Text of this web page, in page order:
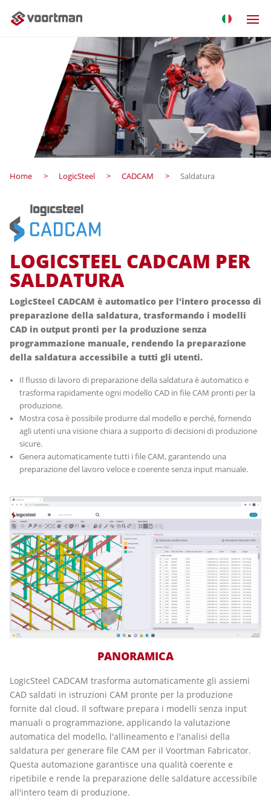
Home LogicSteel CADCAM Saldatura
LOGICSTEEL CADCAM PER
SALDATURA
LogicSteel CADCAM è automatico per l'intero processo di
preparazione della saldatura, trasformando i modelli
CAD in output pronti per la produzione senza
programmazione manuale, rendendo la preparazione
della saldatura accessibile a tutti gli utenti.
Il flusso di lavoro di preparazione della saldatura è automatico e
trasforma rapidamente ogni modello CAD in file CAM pronti per la
produzione.
Mostra cosa è possibile produrre dal modello e perché, fornendo
agli utenti una visione chiara a supporto di decisioni di produzione
sicure.
Genera automaticamente tutti i file CAM, garantendo una
preparazione del lavoro veloce e coerente senza input manuale.
PANORAMICA
LogicSteel CADCAM trasforma automaticamente gli assiemi
CAD saldati in istruzioni CAM pronte per la produzione
fornite dal cloud. Il software prepara i modelli senza input
manuali o programmazione, applicando la valutazione
automatica del modello, l'allineamento e l'analisi della
saldatura per generare file CAM per il Voortman Fabricator.
Questa automazione garantisce una qualità coerente e
ripetibile e rende la preparazione delle saldature accessibile
all'intero team di produzione.